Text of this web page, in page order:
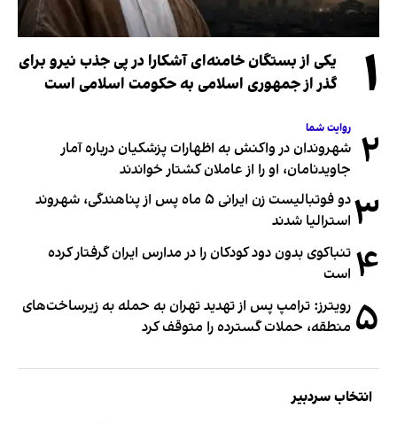
۱
یکی از بستگان خامنه‌ای آشکارا در پی جذب نیرو برای
گذر از جمهوری اسلامی به حکومت اسلامی است
۲ روایت شما
شهروندان در واکنش به اظهارات پزشکیان درباره آمار
جاویدنامان، او را از عاملان کشتار خواندند
۳
دو فوتبالیست زن ایرانی ۵ ماه پس از پناهندگی، شهروند
استرالیا شدند
۴ تنباکوی بدون دود کودکان را در مدارس ایران گرفتار کرده
است
۵ رویترز: ترامپ پس از تهدید تهران به حمله به زیرساخت‌های
منطقه، حملات گسترده را متوقف کرد
انتخاب سردبیر